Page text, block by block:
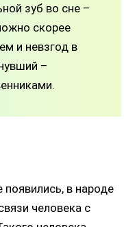
зуб во сне –
скорее
и невзгод в
–
в народе
человека с